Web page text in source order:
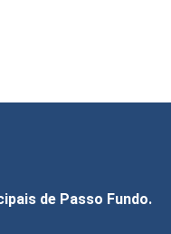
de Passo Fundo.